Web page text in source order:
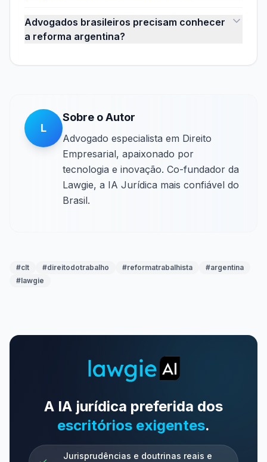
Advogados brasileiros precisam conhecer
a reforma argentina?
L
Sobre o Autor
Advogado especialista em Direito
Empresarial, apaixonado por
tecnologia e inovação. Co-fundador da
Lawgie, a IA Jurídica mais confiável do
Brasil.
#clt #direitodotrabalho #reformatrabalhista #argentina
#lawgie
A IA jurídica preferida dos
escritórios exigentes.
Jurisprudências e doutrinas reais e